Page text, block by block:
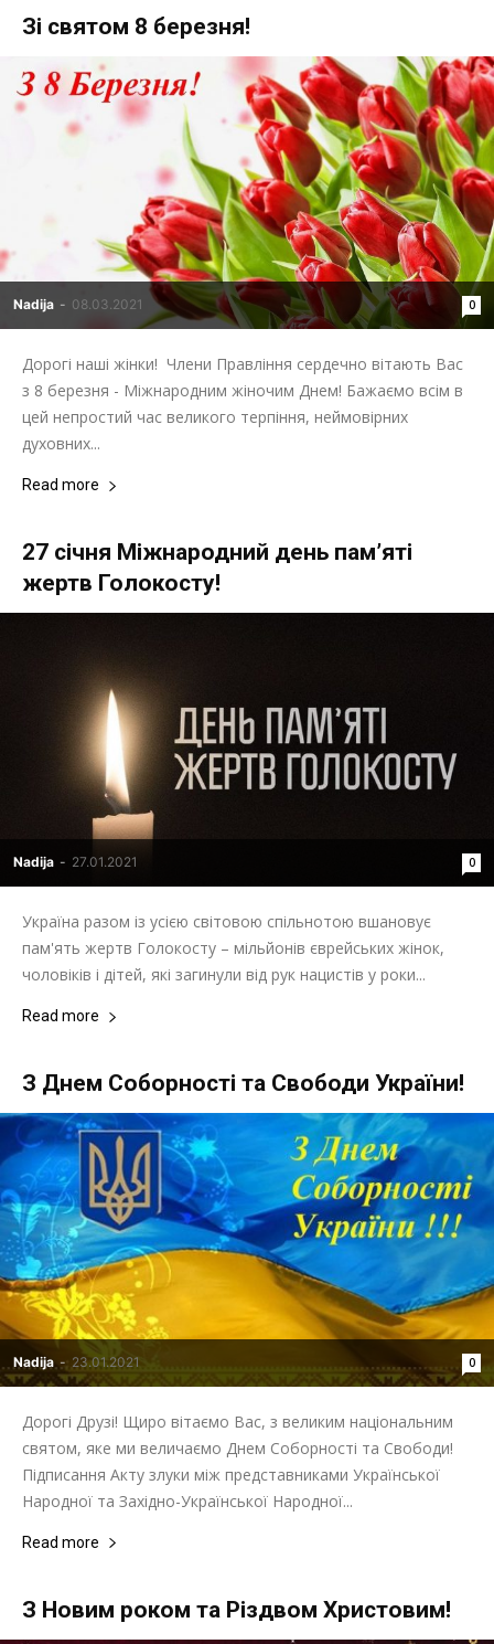
Зі святом 8 березня!
Nadija - 08.03.2021 0
Дорогі наші жінки! Члени Правління сердечно вітають Вас
з 8 березня - Міжнародним жіночим Днем! Бажаємо всім в
цей непростий час великого терпіння, неймовірних
духовних...
Read more
27 січня Міжнародний день пам’яті
жертв Голокосту!
Nadija - 27.01.2021 0
Україна разом із усією світовою спільнотою вшановує
пам'ять жертв Голокосту – мільйонів єврейських жінок,
чоловіків і дітей, які загинули від рук нацистів у роки...
Read more
З Днем Соборності та Свободи України!
Nadija - 23.01.2021 0
Дорогі Друзі! Щиро вітаємо Вас, з великим національним
святом, яке ми величаємо Днем Соборності та Свободи!
Підписання Акту злуки між представниками Української
Народної та Західно-Української Народної...
Read more
З Новим роком та Різдвом Христовим!